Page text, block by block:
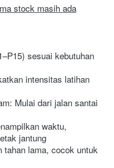
stock masih ada
sesuai kebutuhan
intensitas latihan
Mulai dari jalan santai
waktu,
jantung
tahan lama, cocok untuk